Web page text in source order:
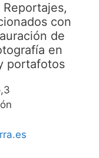
con
de
en
portafotos